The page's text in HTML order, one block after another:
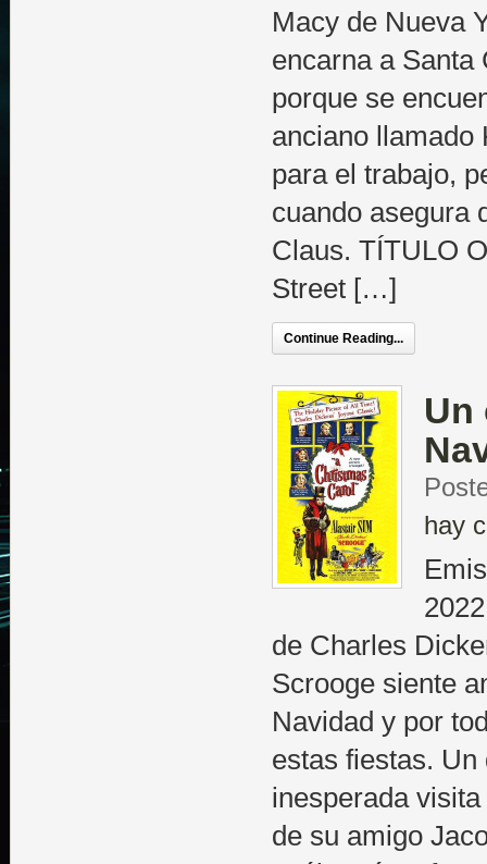
Macy de Nueva
encarna a Santa
porque se
anciano llamado
para el trabajo,
cuando asegura
Claus. TÍTULO
Street […]
Continue Reading...
Un
hay
de Charles
Scrooge siente
Navidad y por
estas fiestas.
inesperada
de su amigo